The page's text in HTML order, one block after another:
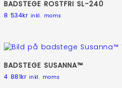
BADSTEGE ROSTFRI SL-240
8 534kr inkl. moms
BADSTEGE SUSANNA™
4 881kr inkl. moms